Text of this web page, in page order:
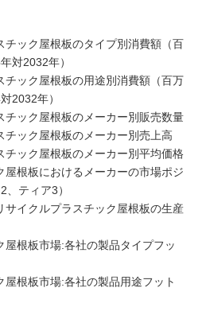
チック屋根板のタイプ別消費額（百
対2032年）
チック屋根板の用途別消費額（百万
2032年）
チック屋根板のメーカー別販売数量
チック屋根板のメーカー別売上高
チック屋根板のメーカー別平均価格
屋根板におけるメーカーの市場ポジ
ティア3）
サイクルプラスチック屋根板の生産
屋根板市場:各社の製品タイプフッ
屋根板市場:各社の製品用途フット